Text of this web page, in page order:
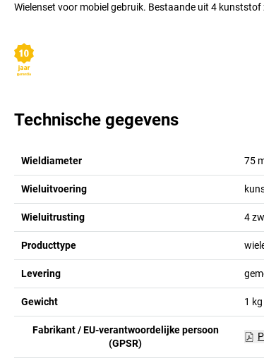
Wielenset voor mobiel gebruik. Bestaande uit 4
Technische gegevens
Wieldiameter 75
Wieluitvoering
Wieluitrusting 4
Producttype
Levering
Gewicht 1 kg
Fabrikant / EU-verantwoordelijke persoon
(GPSR)